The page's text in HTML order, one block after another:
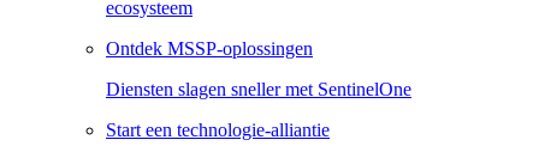
ecosysteem
Ontdek MSSP-oplossingen
Diensten slagen sneller met SentinelOne
Start een technologie-alliantie